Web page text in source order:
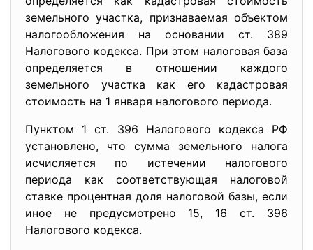
земельного участка, признаваемая объектом
налогообложения на основании ст. 389
Налогового кодекса. При этом налоговая база
определяется в отношении каждого
земельного участка как его кадастровая
стоимость на 1 января налогового периода.
Пунктом 1 ст. 396 Налогового кодекса РФ
установлено, что сумма земельного налога
исчисляется по истечении налогового
периода как соответствующая налоговой
ставке процентная доля налоговой базы, если
иное не предусмотрено 15, 16 ст. 396
Налогового кодекса.